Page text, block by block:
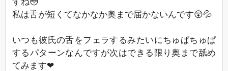
私は舌が短くてなかなか奥まで届かないんです😲💦
いつも彼氏の舌をフェラするみたいにちゅぱちゅぱ
するパターンなんですが次はできる限り奥まで舐め
てみます❤